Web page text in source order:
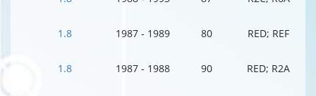
1.8 1987 - 1989 80 RED; REF
1.8 1987 - 1988 90 RED; R2A